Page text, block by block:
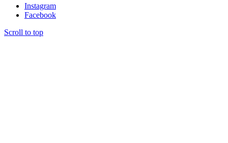
Instagram
Facebook
Scroll to top